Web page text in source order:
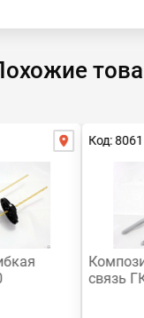
Код: 8061
связь